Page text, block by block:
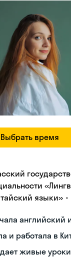
Выбрать время
языки» •
английский
и работала в
живые